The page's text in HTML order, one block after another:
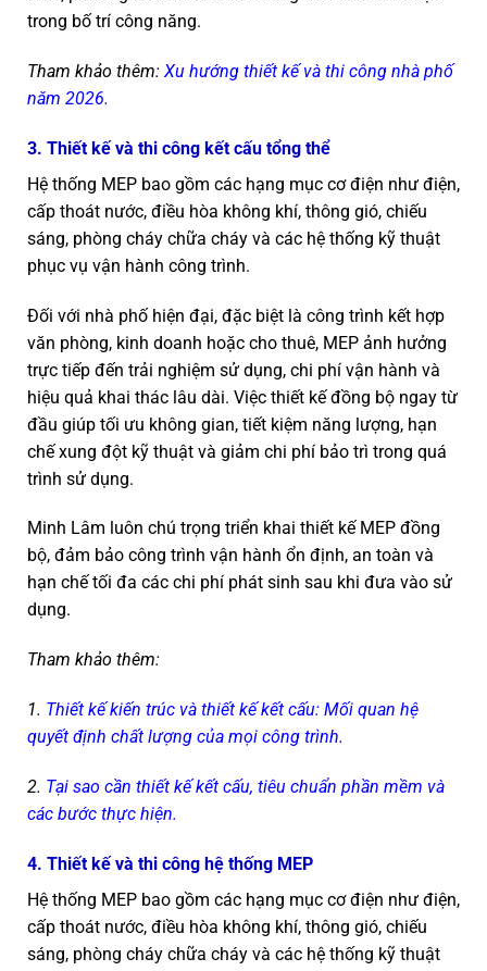
trong bố trí công năng.
Tham khảo thêm: Xu hướng thiết kế và thi công nhà phố
năm 2026.
3. Thiết kế và thi công kết cấu tổng thể
Hệ thống MEP bao gồm các hạng mục cơ điện như điện,
cấp thoát nước, điều hòa không khí, thông gió, chiếu
sáng, phòng cháy chữa cháy và các hệ thống kỹ thuật
phục vụ vận hành công trình.
Đối với nhà phố hiện đại, đặc biệt là công trình kết hợp
văn phòng, kinh doanh hoặc cho thuê, MEP ảnh hưởng
trực tiếp đến trải nghiệm sử dụng, chi phí vận hành và
hiệu quả khai thác lâu dài. Việc thiết kế đồng bộ ngay từ
đầu giúp tối ưu không gian, tiết kiệm năng lượng, hạn
chế xung đột kỹ thuật và giảm chi phí bảo trì trong quá
trình sử dụng.
Minh Lâm luôn chú trọng triển khai thiết kế MEP đồng
bộ, đảm bảo công trình vận hành ổn định, an toàn và
hạn chế tối đa các chi phí phát sinh sau khi đưa vào sử
dụng.
Tham khảo thêm:
1. Thiết kế kiến trúc và thiết kế kết cấu: Mối quan hệ
quyết định chất lượng của mọi công trình.
2. Tại sao cần thiết kế kết cấu, tiêu chuẩn phần mềm và
các bước thực hiện.
4. Thiết kế và thi công hệ thống MEP
Hệ thống MEP bao gồm các hạng mục cơ điện như điện,
cấp thoát nước, điều hòa không khí, thông gió, chiếu
sáng, phòng cháy chữa cháy và các hệ thống kỹ thuật